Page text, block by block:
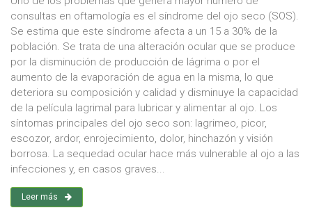
consultas en oftamología es el síndrome del ojo seco (SOS).
Se estima que este síndrome afecta a un 15 a 30% de la
población. Se trata de una alteración ocular que se produce
por la disminución de producción de lágrima o por el
aumento de la evaporación de agua en la misma, lo que
deteriora su composición y calidad y disminuye la capacidad
de la película lagrimal para lubricar y alimentar al ojo. Los
síntomas principales del ojo seco son: lagrimeo, picor,
escozor, ardor, enrojecimiento, dolor, hinchazón y visión
borrosa. La sequedad ocular hace más vulnerable al ojo a las
infecciones y, en casos graves...
Leer más